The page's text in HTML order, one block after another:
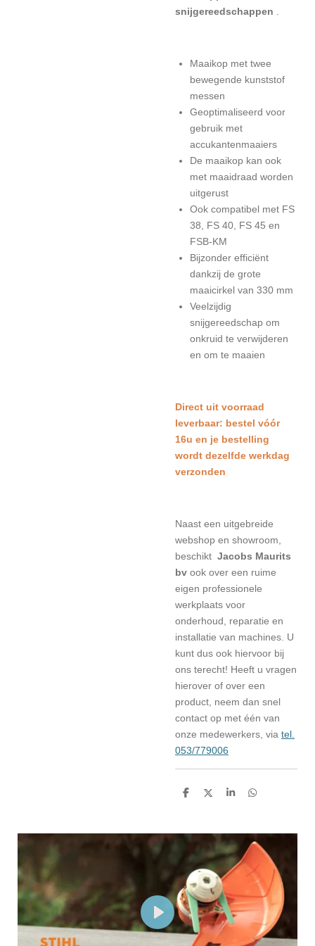
snijgereedschappen
Maaikop met twee
bewegende kunststof
messen
Geoptimaliseerd voor
gebruik met
accukantenmaaiers
De maaikop kan ook
met maaidraad worden
uitgerust
Ook compatibel met FS
38, FS 40, FS 45 en
FSB-KM
Bijzonder efficiënt
dankzij de grote
maaicirkel van 330 mm
Veelzijdig
snijgereedschap om
onkruid te verwijderen
en om te maaien
Direct uit voorraad
leverbaar: bestel vóór
16u en je bestelling
wordt dezelfde werkdag
verzonden
Naast een uitgebreide
webshop en showroom,
beschikt Jacobs Maurits
bv ook over een ruime
eigen professionele
werkplaats voor
onderhoud, reparatie en
installatie van machines. U
kunt dus ook hiervoor bij
ons terecht! Heeft u vragen
hierover of over een
product, neem dan snel
contact op met één van
onze medewerkers, via tel.
053/779006
D
n
D
S
e
D
n
P